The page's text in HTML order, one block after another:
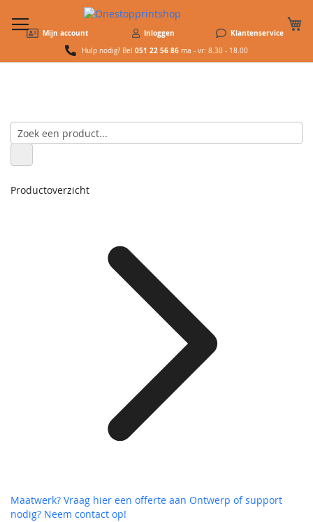
Mijn account Inloggen Klantenservice
Hulp nodig? Bel 051 22 56 86 ma - vr: 8.30 - 18.00
Productoverzicht
Maatwerk? Vraag hier een offerte aan Ontwerp of support
nodig? Neem contact op!